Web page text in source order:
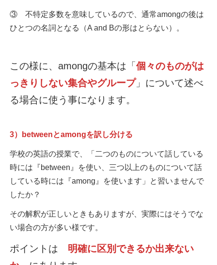
③ 不特定多数を意味しているので、通常amongの後は
ひとつの名詞となる（A and Bの形はとらない）。
この様に、amongの基本は「 個々のものがは
っきりしない集合やグループ」について述べ
る場合に使う事になります。
3）betweenとamongを訳し分ける
学校の英語の授業で、「二つのものについて話している
時には『between』を使い、三つ以上のものについて話
している時には『among』を使います」と習いませんで
したか？
その解釈が正しいときもありますが、実際にはそうでな
い場合の方が多い様です。
ポイントは 明確に区別できるか出来ない